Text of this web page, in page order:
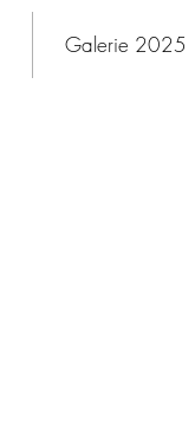
Galerie 2025